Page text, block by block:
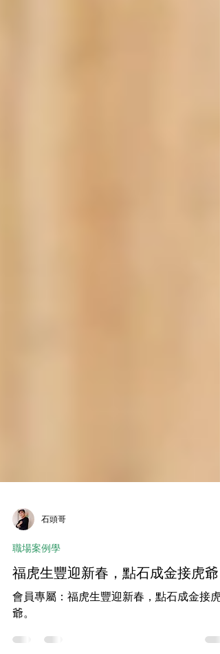
石頭哥
職場案例學
福虎生豐迎新春，點石成金接虎爺
會員專屬：福虎生豐迎新春，點石成金接虎